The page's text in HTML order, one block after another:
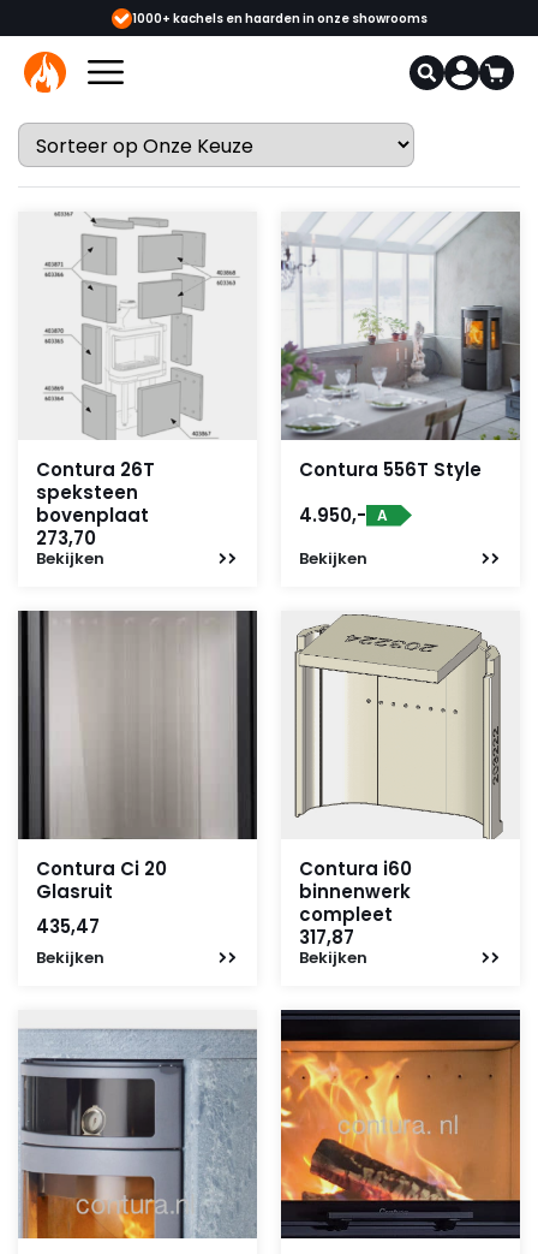
1000+ kachels en haarden in onze showrooms
Contura 26T
speksteen
bovenplaat
273,70
Bekijken
Contura 556T Style
4.950,- A
Bekijken
Contura Ci 20
Glasruit
435,47
Bekijken
Contura i60
binnenwerk
compleet
317,87
Bekijken